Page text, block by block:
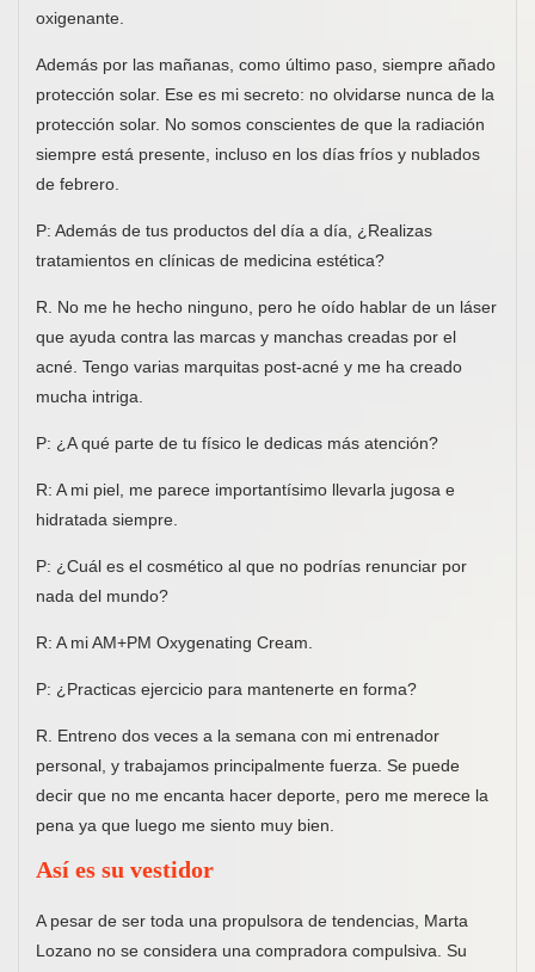
oxigenante.
Además por las mañanas, como último paso, siempre añado
protección solar. Ese es mi secreto: no olvidarse nunca de la
protección solar. No somos conscientes de que la radiación
siempre está presente, incluso en los días fríos y nublados
de febrero.
P: Además de tus productos del día a día, ¿Realizas
tratamientos en clínicas de medicina estética?
R. No me he hecho ninguno, pero he oído hablar de un láser
que ayuda contra las marcas y manchas creadas por el
acné. Tengo varias marquitas post-acné y me ha creado
mucha intriga.
P: ¿A qué parte de tu físico le dedicas más atención?
R: A mi piel, me parece importantísimo llevarla jugosa e
hidratada siempre.
P: ¿Cuál es el cosmético al que no podrías renunciar por
nada del mundo?
R: A mi AM+PM Oxygenating Cream.
P: ¿Practicas ejercicio para mantenerte en forma?
R. Entreno dos veces a la semana con mi entrenador
personal, y trabajamos principalmente fuerza. Se puede
decir que no me encanta hacer deporte, pero me merece la
pena ya que luego me siento muy bien.
Así es su vestidor
A pesar de ser toda una propulsora de tendencias, Marta
Lozano no se considera una compradora compulsiva. Su